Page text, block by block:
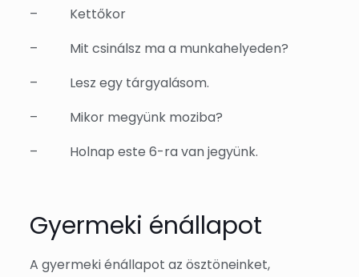
–
Kettőkor
–
Mit csinálsz ma a munkahelyeden?
–
Lesz egy tárgyalásom.
–
Mikor megyünk moziba?
–
Holnap este 6-ra van jegyünk.
Gyermeki énállapot
A gyermeki énállapot az ösztöneinket,